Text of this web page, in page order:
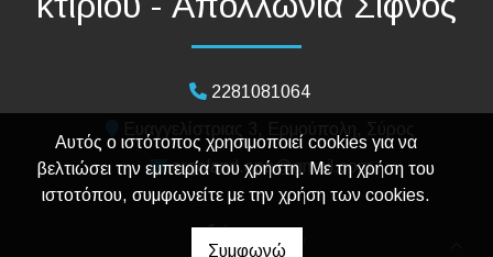
2281081064
ergoland.epe@gmail.com
Αυτός ο ιστότοπος χρησιμοποιεί cookies για να
βελτιώσει την εμπειρία του χρήστη. Με τη χρήση του
ιστοτόπου, συμφωνείτε με την χρήση των cookies.
Συμφωνώ